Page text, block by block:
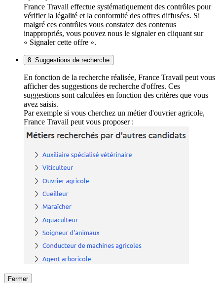
France Travail effectue systématiquement des contrôles pour
vérifier la légalité et la conformité des offres diffusées. Si
malgré ces contrôles vous constatez des contenus
inappropriés, vous pouvez nous le signaler en cliquant sur
« Signaler cette offre ».
8. Suggestions de recherche
En fonction de la recherche réalisée, France Travail peut vous
afficher des suggestions de recherche d'offres. Ces
suggestions sont calculées en fonction des critères que vous
avez saisis.
Par exemple si vous cherchez un métier d'ouvrier agricole,
France Travail peut vous proposer :
Fermer